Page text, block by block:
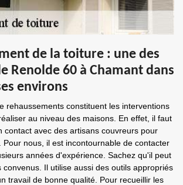
de la toiture : une des
Renolde 60 à Chamant dans
environs
rehaussements constituent les interventions
au niveau des maisons. En effet, il faut
contact avec des artisans couvreurs pour
Pour nous, il est incontournable de contacter
années d'expérience. Sachez qu'il peut
convenus. Il utilise aussi des outils appropriés
travail de bonne qualité. Pour recueillir les